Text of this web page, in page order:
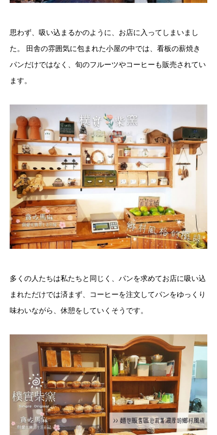
思わず、吸い込まるかのように、お店に入ってしまいまし
た。 田舎の雰囲気に包まれた小屋の中では、看板の薪焼き
パンだけではなく、旬のフルーツやコーヒーも販売されてい
ます。
多くの人たちは私たちと同じく、パンを求めてお店に吸い込
まれただけでは済まず、コーヒーを注文してパンをゆっくり
味わいながら、休憩をしていくそうです。